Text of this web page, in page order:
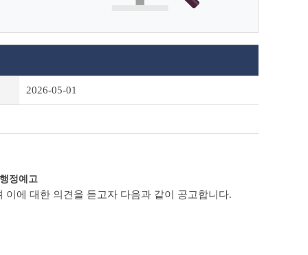
2026-05-01
정예고
에 대한 의견을 듣고자 다음과 같이 공고합니다.